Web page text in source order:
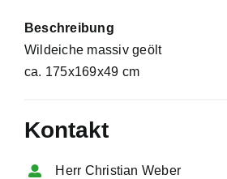
Beschreibung
Wildeiche massiv geölt
ca. 175x169x49 cm
Kontakt
Herr Christian Weber